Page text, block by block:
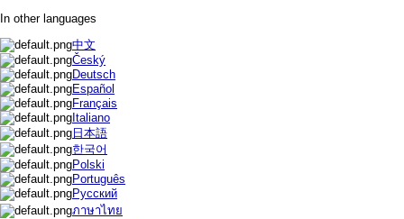
In other languages
中文
Český
Deutsch
Español
Français
Italiano
日本語
한국어
Polski
Português
Русский
ภาษาไทย